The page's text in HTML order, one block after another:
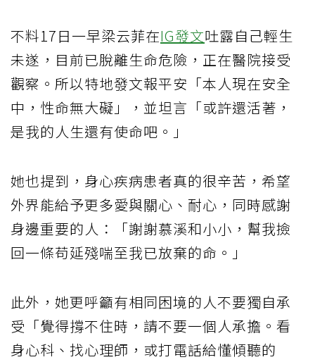
不料17日一早梁云菲在IG發文吐露自己輕生
未遂，目前已脫離生命危險，正在醫院接受
觀察。所以特地發文報平安「本人現在安全
中，性命無大礙」，並坦言「或許還活著，
是我的人生還有使命吧。」
她也提到，身心疾病患者真的很辛苦，希望
外界能給予更多愛與關心、耐心，同時感謝
身邊重要的人：「謝謝慕溪和小小，幫我撿
回一條苟延殘喘至我已放棄的命。」
此外，她更呼籲有相同困境的人不要獨自承
受「覺得撐不住時，請不要一個人承擔。看
身心科、找心理師，或打電話給懂傾聽的